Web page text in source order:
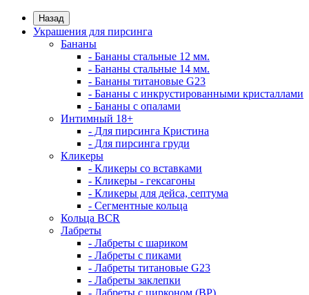
Назад
Украшения для пирсинга
Бананы
- Бананы стальные 12 мм.
- Бананы стальные 14 мм.
- Бананы титановые G23
- Бананы с инкрустированными кристаллами
- Бананы с опалами
Интимный 18+
- Для пирсинга Кристина
- Для пирсинга груди
Кликеры
- Кликеры со вставками
- Кликеры - гексагоны
- Кликеры для дейса, септума
- Сегментные кольца
Кольца BCR
Лабреты
- Лабреты с шариком
- Лабреты с пиками
- Лабреты титановые G23
- Лабреты заклепки
- Лабреты с цирконом (ВР)